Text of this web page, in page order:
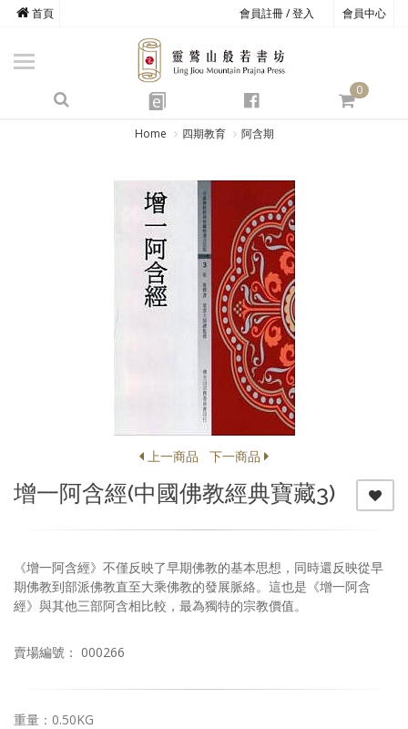
會員註冊 / 登入 會員中心
首頁
e
0
商品總覽
心道書庫
靈鷲叢書
Home 四期教育 阿含期
上一商品 下一商品
增一阿含經(中國佛教經典寶藏3)
《增一阿含經》不僅反映了早期佛教的基本思想，同時還反映從早
期佛教到部派佛教直至大乘佛教的發展脈絡。這也是《增一阿含
經》與其他三部阿含相比較，最為獨特的宗教價值。
賣場編號： 000266
重量：0.50KG